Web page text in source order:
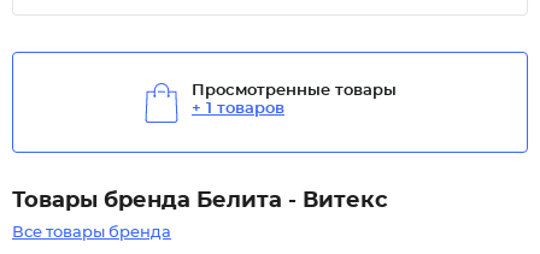
Просмотренные товары
+ 1 товаров
Товары бренда Белита - Витекс
Все товары бренда